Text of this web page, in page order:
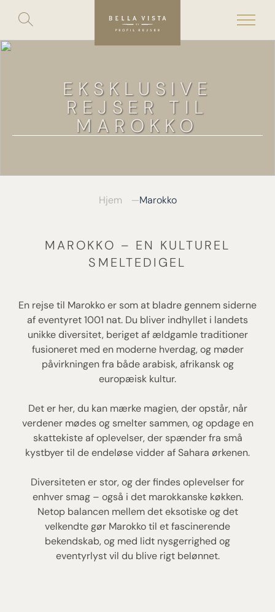
Skip
content
Toggle
search
EKSKLUSIVE
REJSER TIL
MAROKKO
Hjem Marokko
MAROKKO – EN KULTUREL
SMELTEDIGEL
En rejse til Marokko er som at bladre gennem siderne
af eventyret 1001 nat. Du bliver indhyllet i landets
unikke diversitet, beriget af ældgamle traditioner
fusioneret med en moderne hverdag, og møder
påvirkningen fra både arabisk, afrikansk og
europæisk kultur.
Det er her, du kan mærke magien, der opstår, når
verdener mødes og smelter sammen, og opdage en
skattekiste af oplevelser, der spænder fra små
kystbyer til de endeløse vidder af Sahara ørkenen.
Diversiteten er stor, og der findes oplevelser for
enhver smag – også i det marokkanske køkken.
Netop balancen mellem det eksotiske og det
velkendte gør Marokko til et fascinerende
bekendskab, og med lidt nysgerrighed og
eventyrlyst vil du blive rigt belønnet.